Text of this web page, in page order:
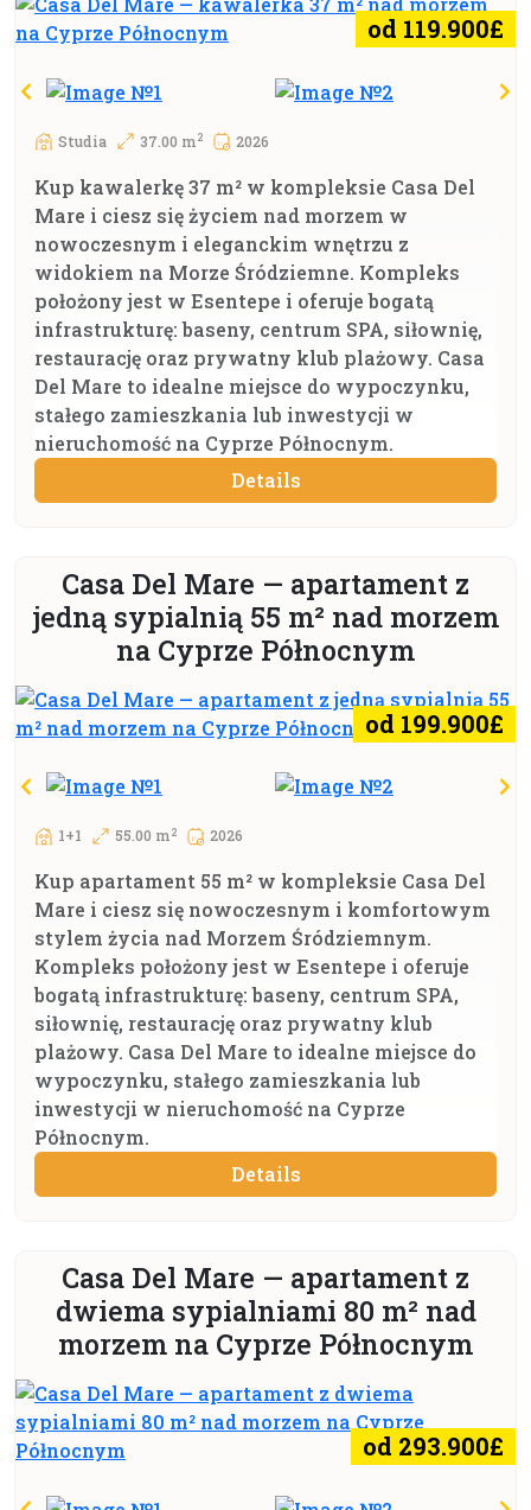
od 119.900£
Studia 37.00 m2 2026
Kup kawalerkę 37 m² w kompleksie Casa Del
Mare i ciesz się życiem nad morzem w
nowoczesnym i eleganckim wnętrzu z
widokiem na Morze Śródziemne. Kompleks
położony jest w Esentepe i oferuje bogatą
infrastrukturę: baseny, centrum SPA, siłownię,
restaurację oraz prywatny klub plażowy. Casa
Del Mare to idealne miejsce do wypoczynku,
stałego zamieszkania lub inwestycji w
nieruchomość na Cyprze Północnym.
Details
Casa Del Mare — apartament z
jedną sypialnią 55 m² nad morzem
na Cyprze Północnym
od 199.900£
1+1 55.00 m2 2026
Kup apartament 55 m² w kompleksie Casa Del
Mare i ciesz się nowoczesnym i komfortowym
stylem życia nad Morzem Śródziemnym.
Kompleks położony jest w Esentepe i oferuje
bogatą infrastrukturę: baseny, centrum SPA,
siłownię, restaurację oraz prywatny klub
plażowy. Casa Del Mare to idealne miejsce do
wypoczynku, stałego zamieszkania lub
inwestycji w nieruchomość na Cyprze
Północnym.
Details
Casa Del Mare — apartament z
dwiema sypialniami 80 m² nad
morzem na Cyprze Północnym
od 293.900£